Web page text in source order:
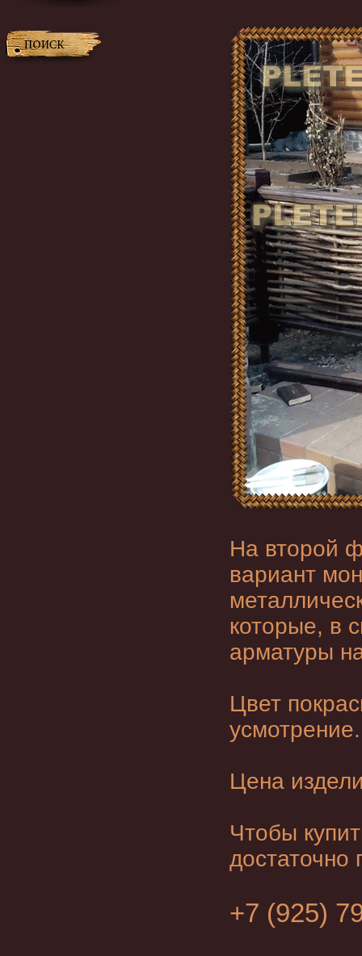
На второй
вариант
которые, в
арматуры
Цвет
усмотрение.
Цена
Чтобы
достаточно
+7 (925)